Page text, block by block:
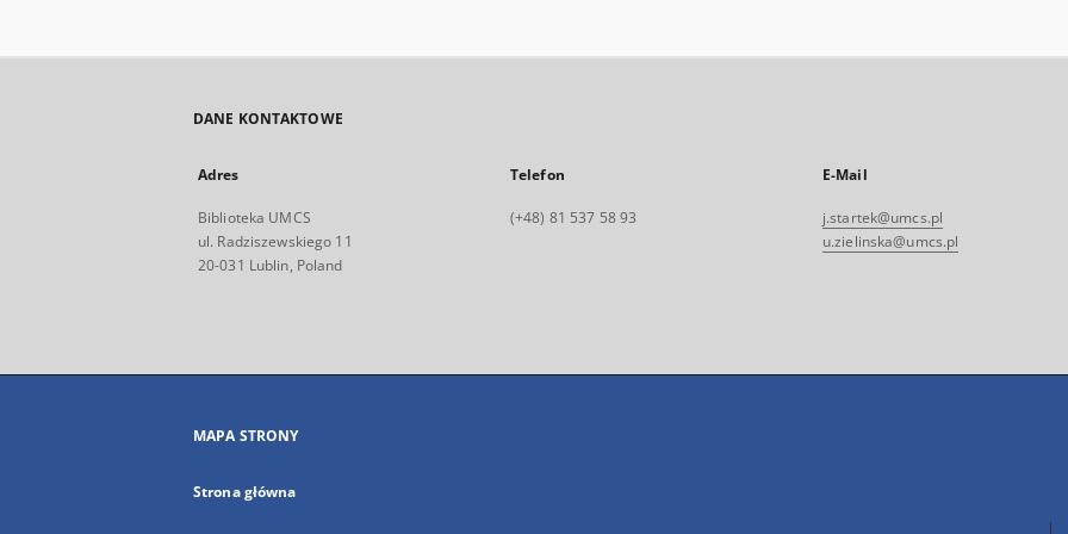
DANE KONTAKTOWE
Adres
Biblioteka UMCS
ul. Radziszewskiego 11
20-031 Lublin, Poland
Telefon
(+48) 81 537 58 93
E-Mail
j.startek@umcs.pl
u.zielinska@umcs.pl
MAPA STRONY
Strona główna